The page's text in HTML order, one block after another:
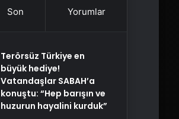
Son Yorumlar
Terörsüz Türkiye en
büyük hediye!
Vatandaşlar SABAH’a
konuştu: “Hep barışın ve
huzurun hayalini kurduk”